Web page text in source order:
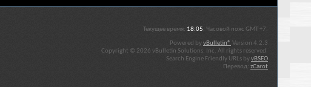
Текущее время: 18:05. Часовой пояс GMT +7.
Powered byvBulletin® Version 4.2.3
Copyright © 2026 vBulletin Solutions, Inc. All rights reserved.
Search Engine Friendly URLs byvBSEO
Перевод: zCarot